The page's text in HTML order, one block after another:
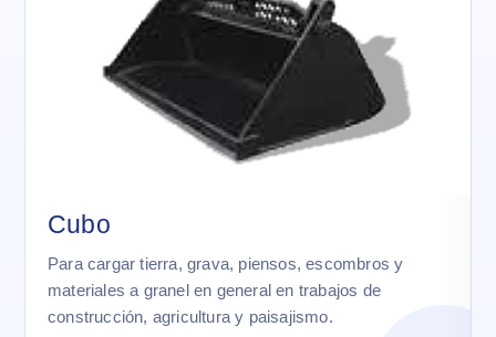
Cubo
Para cargar tierra, grava, piensos, escombros y
materiales a granel en general en trabajos de
construcción, agricultura y paisajismo.